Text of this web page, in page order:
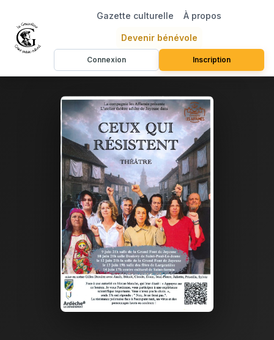
Gazette culturelle À propos
Devenir bénévole
Connexion Inscription